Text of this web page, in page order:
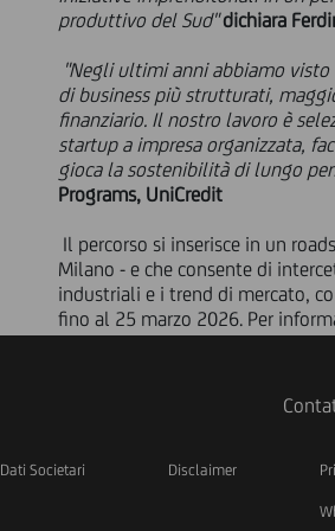
produttivo del Sud" dichiara
"Negli ultimi anni abbiamo
di business più strutturati,
finanziario. Il nostro lavoro è
startup a impresa organizzata,
gioca la sostenibilità di lungo
Programs, UniCredit
Il percorso si inserisce in un
Milano - e che consente di
industriali e i trend di mercato,
fino al 25 marzo 2026. Per
Dati Societari Disclaimer